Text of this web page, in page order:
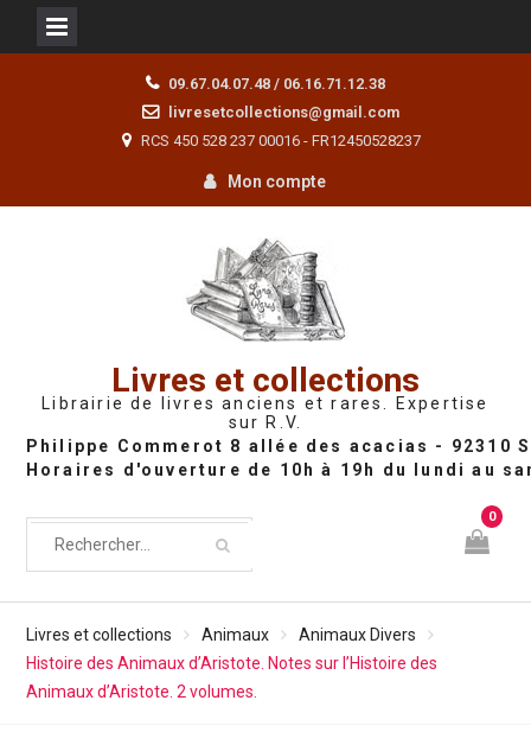
09.67.04.07.48 / 06.16.71.12.38
livresetcollections@gmail.com
RCS 450 528 237 00016 - FR12450528237
Mon compte
Livres et collections
Librairie de livres anciens et rares. Expertise
sur R.V.
0
Livres et collections Animaux
Animaux Divers
Histoire des Animaux d’Aristote. Notes sur l’Histoire des
Animaux d’Aristote. 2 volumes.